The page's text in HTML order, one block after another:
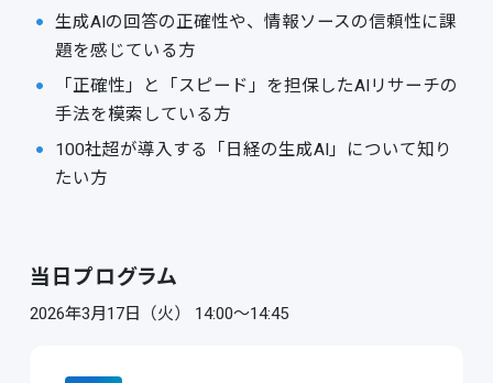
生成AIの回答の正確性や、情報ソースの信頼性に課
題を感じている方
「正確性」と「スピード」を担保したAIリサーチの
手法を模索している方
100社超が導入する「日経の生成AI」について知り
たい方
当日プログラム
2026年3月17日（火） 14:00～14:45